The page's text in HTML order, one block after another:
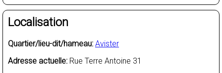
Localisation
Quartier/lieu-dit/hameau: Avister
Adresse actuelle: Rue Terre Antoine 31